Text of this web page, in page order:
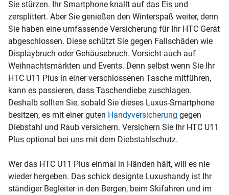
Sie stürzen. Ihr Smartphone knallt auf das Eis und
zersplittert. Aber Sie genießen den Winterspaß weiter, denn
Sie haben eine umfassende Versicherung für Ihr HTC Gerät
abgeschlossen. Diese schützt Sie gegen Fallschäden wie
Displaybruch oder Gehäusebruch. Vorsicht auch auf
Weihnachtsmärkten und Events. Denn selbst wenn Sie Ihr
HTC U11 Plus in einer verschlossenen Tasche mitführen,
kann es passieren, dass Taschendiebe zuschlagen.
Deshalb sollten Sie, sobald Sie dieses Luxus-Smartphone
besitzen, es mit einer guten Handyversicherung gegen
Diebstahl und Raub versichern. Versichern Sie Ihr HTC U11
Plus optional bei uns mit dem Diebstahlschutz.
Wer das HTC U11 Plus einmal in Händen hält, will es nie
wieder hergeben. Das schick designte Luxushandy ist Ihr
ständiger Begleiter in den Bergen, beim Skifahren und im